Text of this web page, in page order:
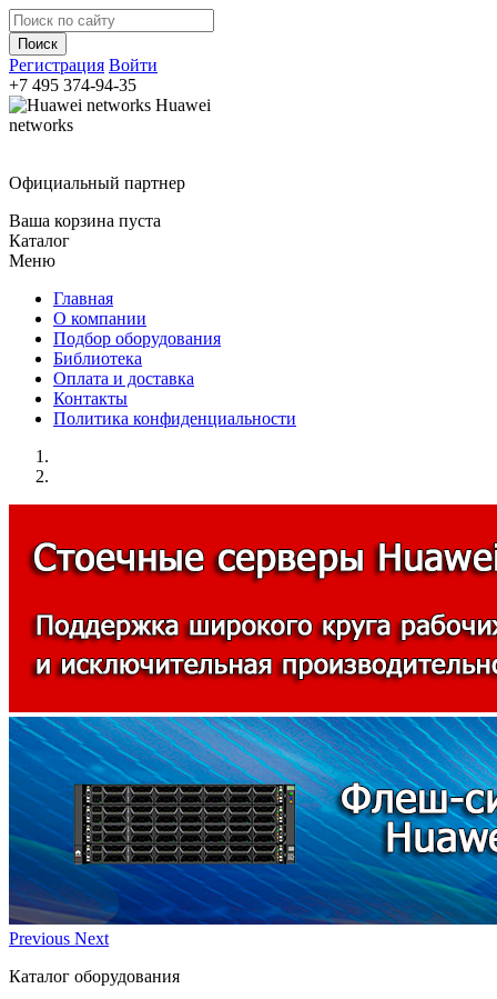
Регистрация Войти
+7 495 374-94-35
Huawei
networks
Официальный партнер
Ваша корзина пуста
Каталог
Меню
Главная
О компании
Подбор оборудования
Библиотека
Оплата и доставка
Контакты
Политика конфиденциальности
Previous Next
Каталог оборудования